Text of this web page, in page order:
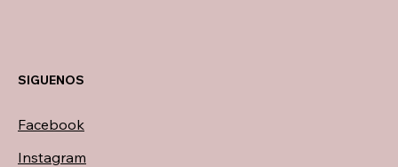
SIGUENOS
Facebook
Instagram